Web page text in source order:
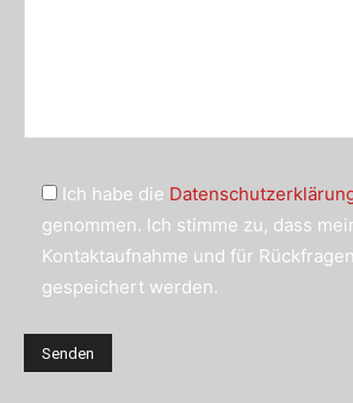
Ich habe die
genommen. Ich stimme zu, dass
Kontaktaufnahme und für
gespeichert werden.